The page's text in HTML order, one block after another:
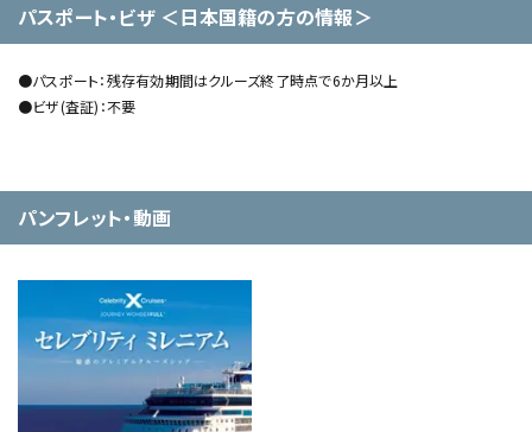
パスポート・ビザ ＜日本国籍の方の情報＞
●パスポート：残存有効期間はクルーズ終了時点で6か月以上
●ビザ(査証)：不要
パンフレット・動画